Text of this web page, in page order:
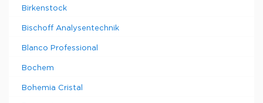
Birkenstock
Bischoff Analysentechnik
Blanco Professional
Bochem
Bohemia Cristal